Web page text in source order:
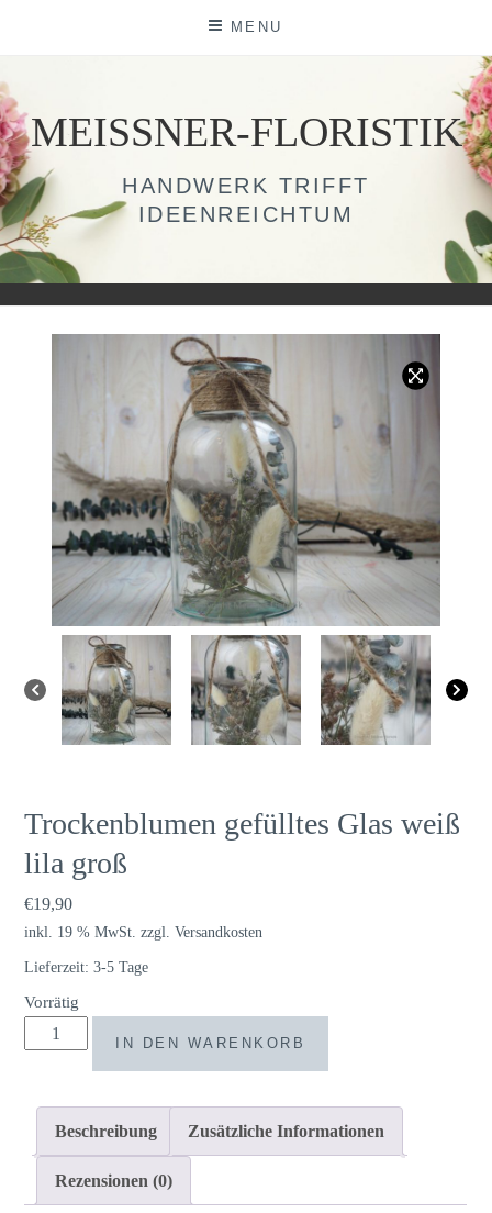
MENU
MEISSNER-FLORISTIK
HANDWERK TRIFFT
IDEENREICHTUM
Trockenblumen gefülltes Glas weiß
lila groß
€19,90
inkl. 19 % MwSt. zzgl.Versandkosten
Lieferzeit:3-5 Tage
Vorrätig
Trockenblumen
groß
Menge
IN DEN WARENKORB
Beschreibung Zusätzliche Informationen
Rezensionen (0)